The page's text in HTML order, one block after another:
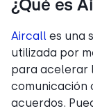
¿Qué es
Aircall es una
utilizada por
para acelerar
comunicación
acuerdos.